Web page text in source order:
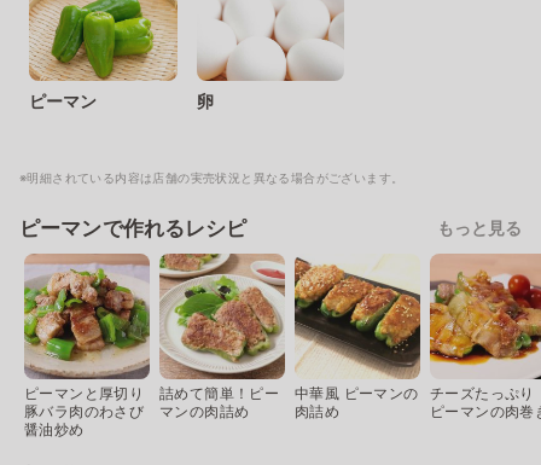
ピーマン 卵
※明細されている内容は店舗の実売状況と異なる場合がございます。
ピーマンで作れるレシピ もっと見る
ピーマンと厚切り
豚バラ肉のわさび
醤油炒め
詰めて簡単！ピー
マンの肉詰め
中華風 ピーマンの
肉詰め
チーズたっぷり
ピーマンの肉巻